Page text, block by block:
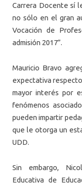
Carrera Docente sí
no sólo en el gran
Vocación de
admisión 2017”.
Mauricio Bravo
expectativa
mayor interés por
fenómenos
pueden impartir
que le otorga un
UDD.
Sin embargo,
Educativa de